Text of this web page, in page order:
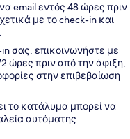
email εντός 48 ώρες πριν
με το check-in και
σας, επικοινωνήστε με
ώρες πριν από την άφιξη,
στην επιβεβαίωση
το κατάλυμα μπορεί να
αυτόματης